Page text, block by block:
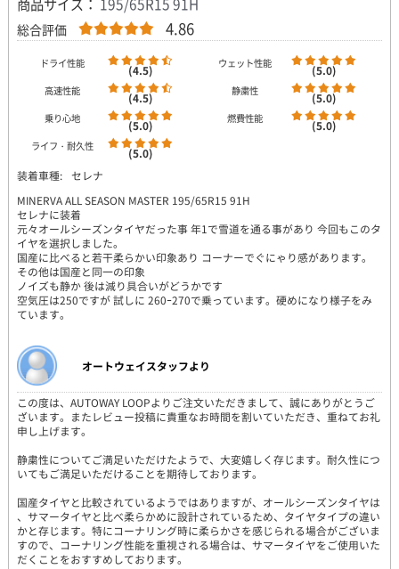
商品サイズ： 195/65R15 91H
総合評価 4.86
ドライ性能 (4.5) ウェット性能 (5.0)
高速性能 (4.5) 静粛性 (5.0)
乗り心地 (5.0) 燃費性能 (5.0)
ライフ・耐久性
(5.0)
装着車種: セレナ
MINERVA ALL SEASON MASTER 195/65R15 91H
セレナに装着
元々オールシーズンタイヤだった事 年1で雪道を通る事があり 今回もこのタ
イヤを選択しました。
国産に比べると若干柔らかい印象あり コーナーでぐにゃり感があります。
その他は国産と同一の印象
ノイズも静か 後は減り具合いがどうかです
空気圧は250ですが 試しに 260ｰ270で乗っています。硬めになり様子をみ
ています。
オートウェイスタッフより
この度は、AUTOWAY LOOPよりご注文いただきまして、誠にありがとうご
ざいます。またレビュー投稿に貴重なお時間を割いていただき、重ねてお礼
申し上げます。
静粛性についてご満足いただけたようで、大変嬉しく存じます。耐久性につ
いてもご満足いただけることを期待しております。
国産タイヤと比較されているようではありますが、オールシーズンタイヤは
、サマータイヤと比べ柔らかめに設計されているため、タイヤタイプの違い
かと存じます。特にコーナリング時に柔らかさを感じられる場合がございま
すので、コーナリング性能を重視される場合は、サマータイヤをご使用いた
だくことをおすすめしております。